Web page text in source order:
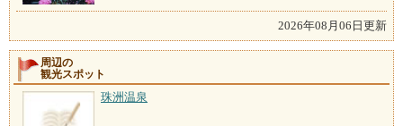
2026年08月06日更新
周辺の
観光スポット
珠洲温泉